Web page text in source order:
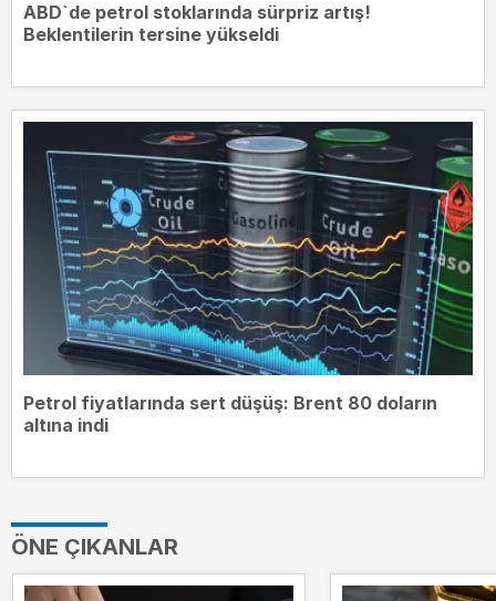
ABD`de petrol stoklarında sürpriz artış!
Beklentilerin tersine yükseldi
Petrol fiyatlarında sert düşüş: Brent 80 doların
altına indi
ÖNE ÇIKANLAR